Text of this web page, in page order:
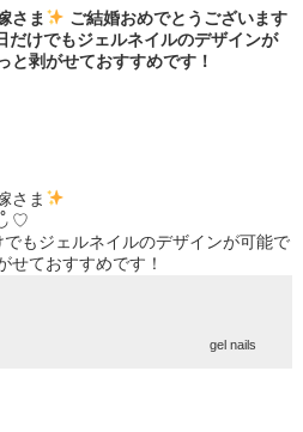
さま
ご結婚おめでとうございます
だけでもジェルネイルのデザインが
と剥がせておすすめです！
さま
♡
もジェルネイルのデザインが可能で
せておすすめです！
gel nails